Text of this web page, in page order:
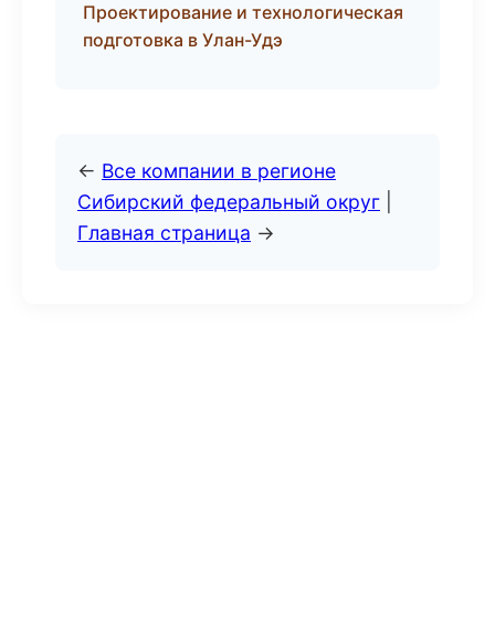
Проектирование и технологическая
подготовка в Улан-Удэ
← Все компании в регионе
Сибирский федеральный округ
Главная страница →